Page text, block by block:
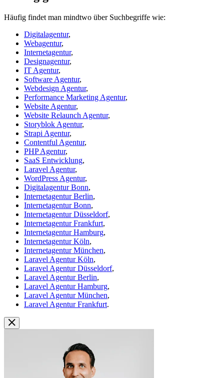
Häufig findet man mindtwo über Suchbegriffe wie:
Digitalagentur,
Webagentur,
Internetagentur,
Designagentur,
IT Agentur,
Software Agentur,
Webdesign Agentur,
Performance Marketing Agentur,
Website Agentur,
Website Relaunch Agentur,
Storyblok Agentur,
Strapi Agentur,
Contentful Agentur,
PHP Agentur,
SaaS Entwicklung,
Laravel Agentur,
WordPress Agentur,
Digitalagentur Bonn,
Internetagentur Berlin,
Internetagentur Bonn,
Internetagentur Düsseldorf,
Internetagentur Frankfurt,
Internetagentur Hamburg,
Internetagentur Köln,
Internetagentur München,
Laravel Agentur Köln,
Laravel Agentur Düsseldorf,
Laravel Agentur Berlin,
Laravel Agentur Hamburg,
Laravel Agentur München,
Laravel Agentur Frankfurt.